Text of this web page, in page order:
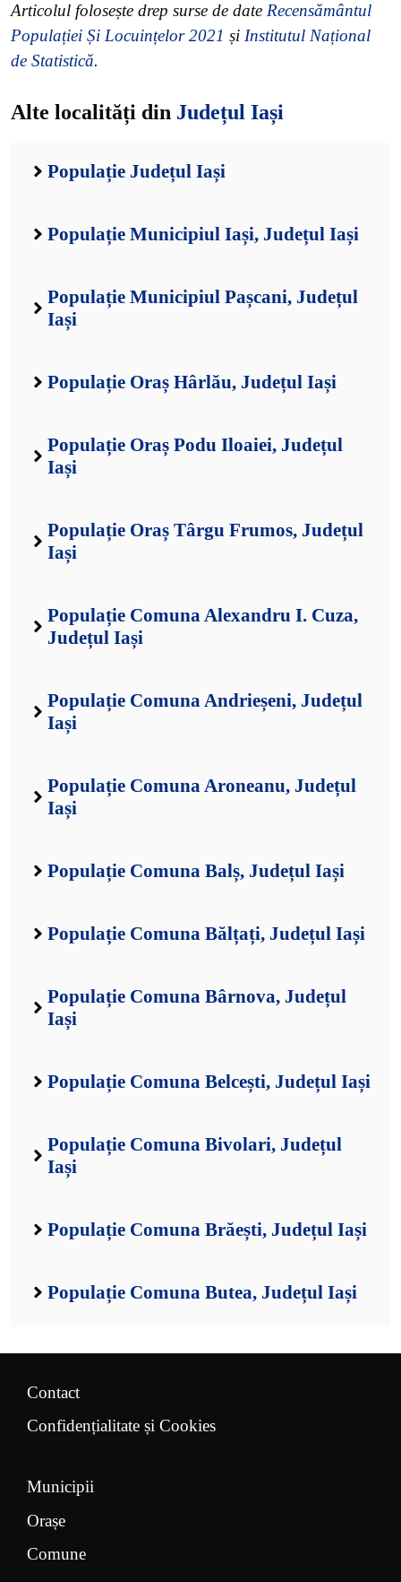
Articolul folosește drep surse de date Recensământul
Populației Și Locuințelor 2021 și Institutul Național
de Statistică.
Alte localități din Județul Iași
Populație Județul Iași
Populație Municipiul Iași, Județul Iași
Populație Municipiul Pașcani, Județul
Iași
Populație Oraș Hârlău, Județul Iași
Populație Oraș Podu Iloaiei, Județul
Iași
Populație Oraș Târgu Frumos, Județul
Iași
Populație Comuna Alexandru I. Cuza,
Județul Iași
Populație Comuna Andrieșeni, Județul
Iași
Populație Comuna Aroneanu, Județul
Iași
Populație Comuna Balș, Județul Iași
Populație Comuna Bălțați, Județul Iași
Populație Comuna Bârnova, Județul
Iași
Populație Comuna Belcești, Județul Iași
Populație Comuna Bivolari, Județul
Iași
Populație Comuna Brăești, Județul Iași
Populație Comuna Butea, Județul Iași
Contact
Confidențialitate și Cookies
Municipii
Orașe
Comune